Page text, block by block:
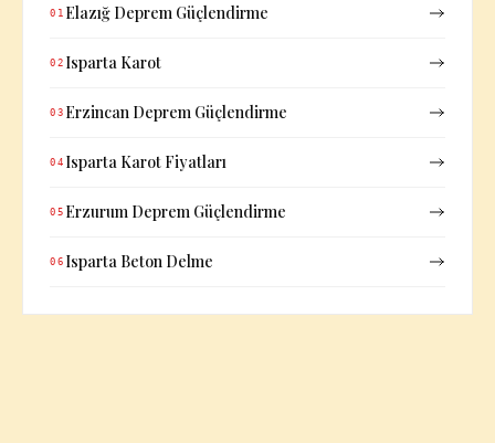
01 Elazığ Deprem Güçlendirme
02 Isparta Karot
03 Erzincan Deprem Güçlendirme
04 Isparta Karot Fiyatları
05 Erzurum Deprem Güçlendirme
06 Isparta Beton Delme